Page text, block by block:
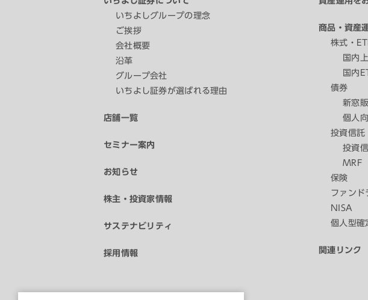
いちよしグループの理念
ご挨拶
会社概要
沿革
グループ会社
いちよし証券が選ばれる理由
店舗一覧
セミナー案内
お知らせ
株主・投資家情報
サステナビリティ
採用情報
商品・資産
株式・
国内
国内
債券
新窓
個人
投資信託
投資
MRF
保険
ファンド
NISA
個人型
関連リンク